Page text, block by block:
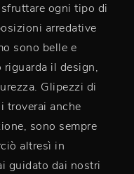
ogni tipo di
arredative
sono belle e
il design,
Glipezzi di
troverai anche
sono sempre
altresì in
guidato dai nostri